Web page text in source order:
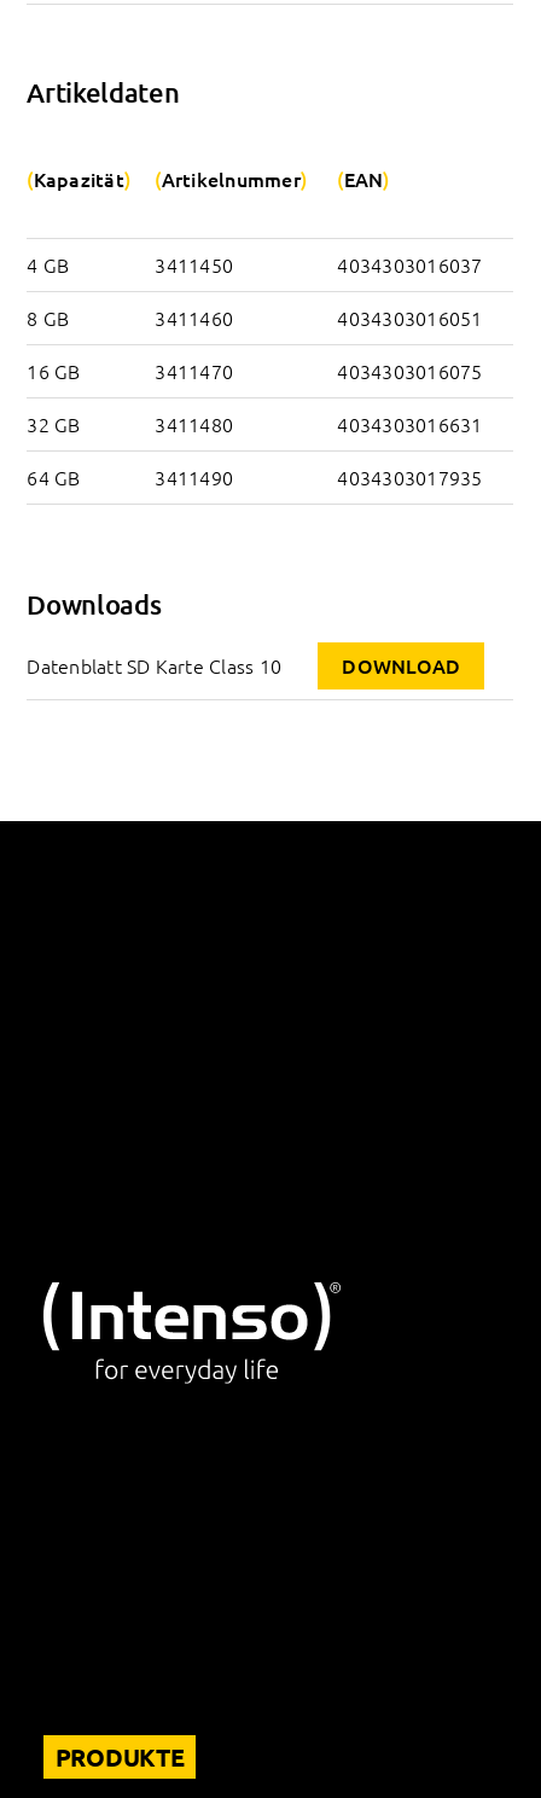
Artikeldaten
Kapazität Artikelnummer EAN
4 GB 3411450
4034303016037
8 GB
3411460
4034303016051
16 GB
3411470
4034303016075
32 GB
3411480
4034303016631
64 GB
3411490 4034303017935
Downloads
Datenblatt SD Karte Class 10 DOWNLOAD
PRODUKTE